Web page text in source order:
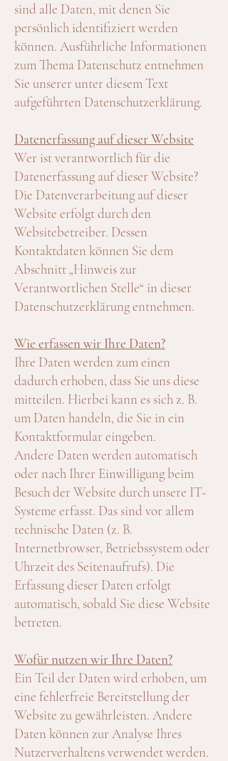
sind alle Daten, mit denen Sie
persönlich identifiziert werden
können. Ausführliche Informationen
zum Thema Datenschutz entnehmen
Sie unserer unter diesem Text
aufgeführten Datenschutzerklärung.
Datenerfassung auf dieser Website
Wer ist verantwortlich für die
Datenerfassung auf dieser Website?
Die Datenverarbeitung auf dieser
Website erfolgt durch den
Websitebetreiber. Dessen
Kontaktdaten können Sie dem
Abschnitt „Hinweis zur
Verantwortlichen Stelle“ in dieser
Datenschutzerklärung entnehmen.
Wie erfassen wir Ihre Daten?
Ihre Daten werden zum einen
dadurch erhoben, dass Sie uns diese
mitteilen. Hierbei kann es sich z. B.
um Daten handeln, die Sie in ein
Kontaktformular eingeben.
Andere Daten werden automatisch
oder nach Ihrer Einwilligung beim
Besuch der Website durch unsere IT-
Systeme erfasst. Das sind vor allem
technische Daten (z. B.
Internetbrowser, Betriebssystem oder
Uhrzeit des Seitenaufrufs). Die
Erfassung dieser Daten erfolgt
automatisch, sobald Sie diese Website
betreten.
Wofür nutzen wir Ihre Daten?
Ein Teil der Daten wird erhoben, um
eine fehlerfreie Bereitstellung der
Website zu gewährleisten. Andere
Daten können zur Analyse Ihres
Nutzerverhaltens verwendet werden.